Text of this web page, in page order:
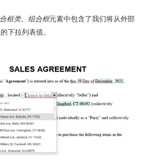
框类。 组合框元素中包含了我们将从外部
下拉列表值。